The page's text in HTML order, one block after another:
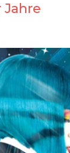
Jahre